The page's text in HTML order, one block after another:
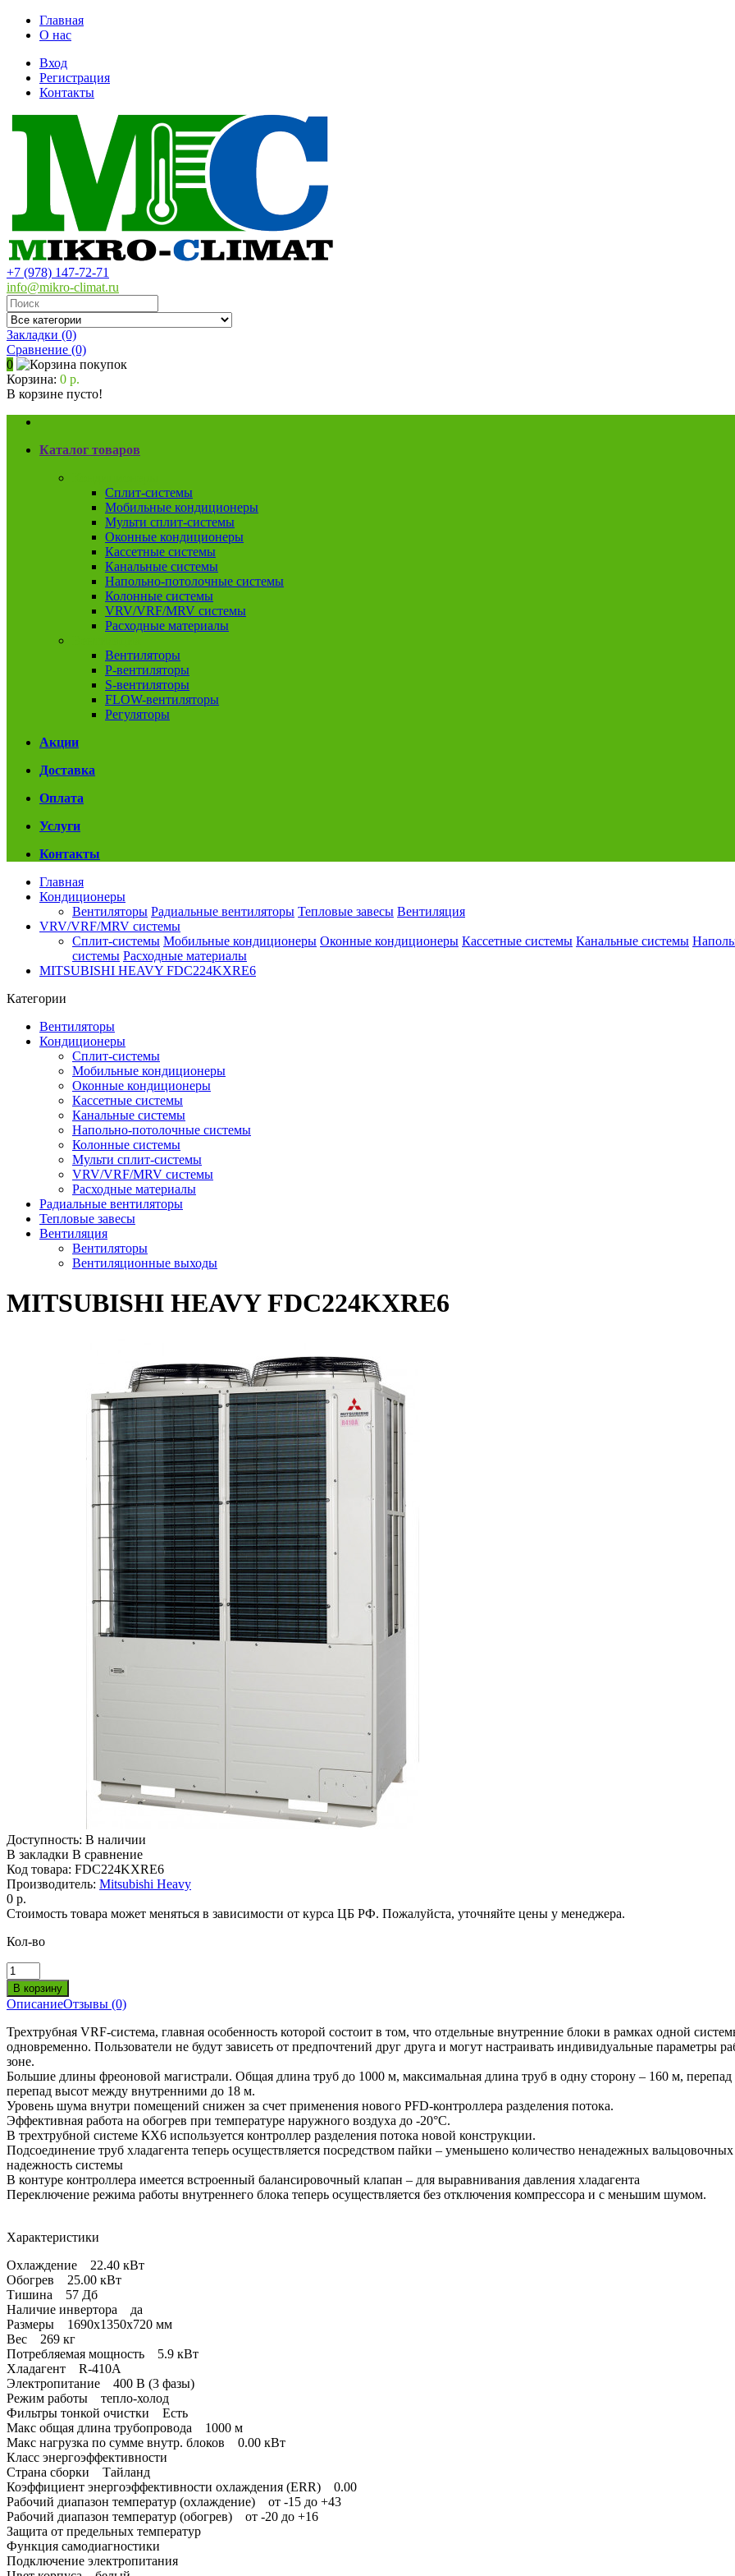
Главная
О нас
Вход
Регистрация
Контакты
+7 (978) 147-72-71
info@mikro-climat.ru
Закладки (0)
Сравнение (0)
0
Корзина: 0 р.
В корзине пусто!
Каталог товаров
Сплит-системы
Мобильные кондиционеры
Мульти сплит-системы
Оконные кондиционеры
Кассетные системы
Канальные системы
Напольно-потолочные системы
Колонные системы
VRV/VRF/MRV системы
Расходные материалы
Вентиляторы
P-вентиляторы
S-вентиляторы
FLOW-вентиляторы
Регуляторы
Акции
Доставка
Оплата
Услуги
Контакты
Главная
Кондиционеры
Вентиляторы Радиальные вентиляторы Тепловые завесы Вентиляция
VRV/VRF/MRV системы
Сплит-системы Мобильные кондиционеры Оконные кондиционеры Кассетные системы Канальные системы
системы Расходные материалы
MITSUBISHI HEAVY FDC224KXRE6
Категории
Вентиляторы
Кондиционеры
Сплит-системы
Мобильные кондиционеры
Оконные кондиционеры
Кассетные системы
Канальные системы
Напольно-потолочные системы
Колонные системы
Мульти сплит-системы
VRV/VRF/MRV системы
Расходные материалы
Радиальные вентиляторы
Тепловые завесы
Вентиляция
Вентиляторы
Вентиляционные выходы
MITSUBISHI HEAVY FDC224KXRE6
Доступность: В наличии
В закладки В сравнение
Код товара: FDC224KXRE6
Производитель: Mitsubishi Heavy
0 р.
Стоимость товара может меняться в зависимости от курса ЦБ РФ. Пожалуйста, уточняйте цены у менеджера.
Кол-во
ОписаниеОтзывы (0)
Трехтрубная VRF-система, главная особенность которой состоит в том, что отдельные внутренние блоки в рамках одной
одновременно. Пользователи не будут зависеть от предпочтений друг друга и могут настраивать индивидуальные
зоне.
Большие длины фреоновой магистрали. Общая длина труб до 1000 м, максимальная длина труб в одну сторону – 160 м,
перепад высот между внутренними до 18 м.
Уровень шума внутри помещений снижен за счет применения нового PFD-контроллера разделения потока.
Эффективная работа на обогрев при температуре наружного воздуха до -20°С.
В трехтрубной системе КХ6 используется контроллер разделения потока новой конструкции.
Подсоединение труб хладагента теперь осуществляется посредством пайки – уменьшено количество ненадежных
надежность системы
В контуре контроллера имеется встроенный балансировочный клапан – для выравнивания давления хладагента
Переключение режима работы внутреннего блока теперь осуществляется без отключения компрессора и с меньшим шумом.
Характеристики
Охлаждение 22.40 кВт
Обогрев 25.00 кВт
Тишина 57 Дб
Наличие инвертора да
Размеры 1690x1350x720 мм
Вес 269 кг
Потребляемая мощность 5.9 кВт
Хладагент R-410A
Электропитание 400 В (3 фазы)
Режим работы тепло-холод
Фильтры тонкой очистки Есть
Макс общая длина трубопровода 1000 м
Макс нагрузка по сумме внутр. блоков 0.00 кВт
Класс энергоэффективности
Страна сборки Тайланд
Коэффициент энергоэффективности охлаждения (ERR) 0.00
Рабочий диапазон температур (охлаждение) от -15 до +43
Рабочий диапазон температур (обогрев) от -20 до +16
Защита от предельных температур
Функция самодиагностики
Подключение электропитания